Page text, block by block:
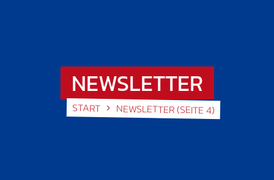
NEWSLETTER
START NEWSLETTER(SEITE 4)